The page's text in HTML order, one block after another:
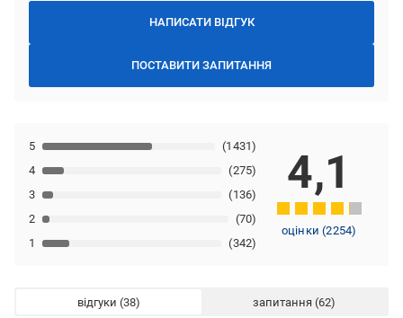
НАПИСАТИ ВІДГУК
ПОСТАВИТИ ЗАПИТАННЯ
1 (342)
2 (70)
3 (136)
4 (275)
5 (1431)
4,1
оцінки(2254)
відгуки запитання